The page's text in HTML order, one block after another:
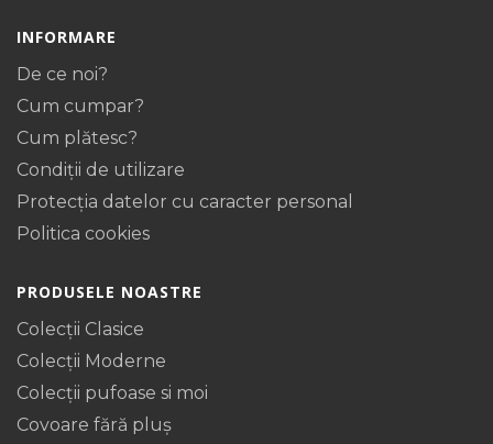
INFORMARE
De ce noi?
Cum cumpar?
Cum plătesc?
Condiții de utilizare
Protecţia datelor cu caracter personal
Politica cookies
PRODUSELE NOASTRE
Colecții Clasice
Colecții Moderne
Colecții pufoase si moi
Covoare fără pluș